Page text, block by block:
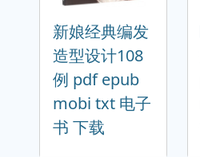
新娘经典编发
造型设计108
例 pdf epub
mobi txt 电子
书 下载